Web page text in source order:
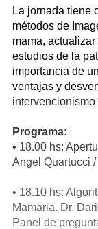
La jornada tiene
métodos de
mama,
estudios de la
importancia de
ventajas y
intervencionismo
Programa:
• 18.00 hs:
Angel Quartucci
• 18.10 hs:
Mamaria. Dr.
Panel de